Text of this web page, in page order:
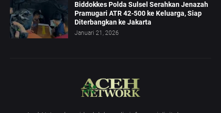
Biddokkes Polda Sulsel Serahkan Jenazah
Pramugari ATR 42-500 ke Keluarga, Siap
Diterbangkan ke Jakarta
Januari 21, 2026